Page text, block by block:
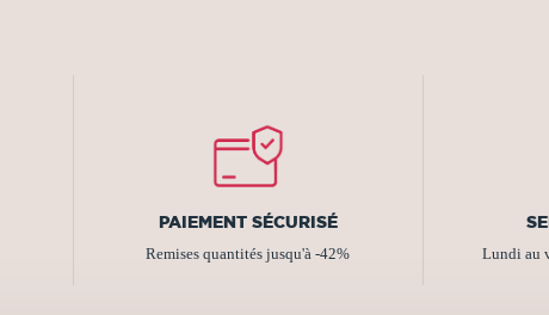
PAIEMENT SÉCURISÉ
Remises quantités jusqu'à -42% Lundi au